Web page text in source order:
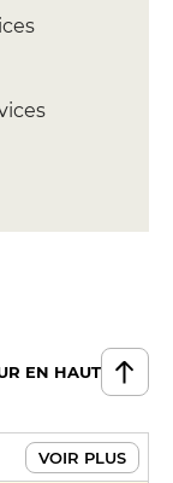
EN HAUT
VOIR PLUS